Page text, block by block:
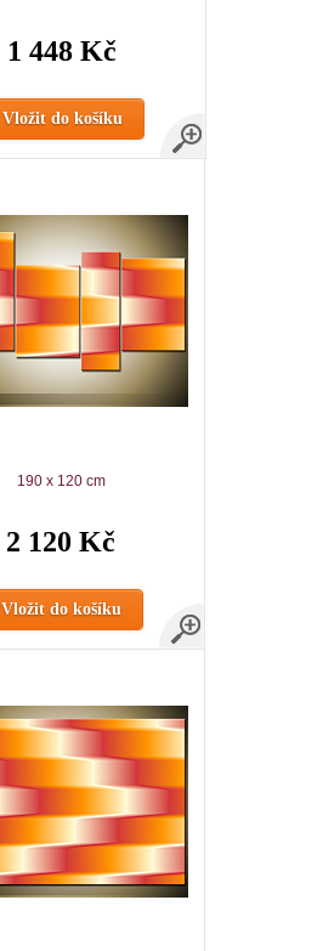
1 448 Kč
Vložit do košíku
190 x 120 cm
2 120 Kč
Vložit do košíku